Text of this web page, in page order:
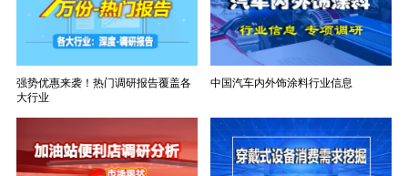
强势优惠来袭！热门调研报告覆盖各
大行业
中国汽车内外饰涂料行业信息